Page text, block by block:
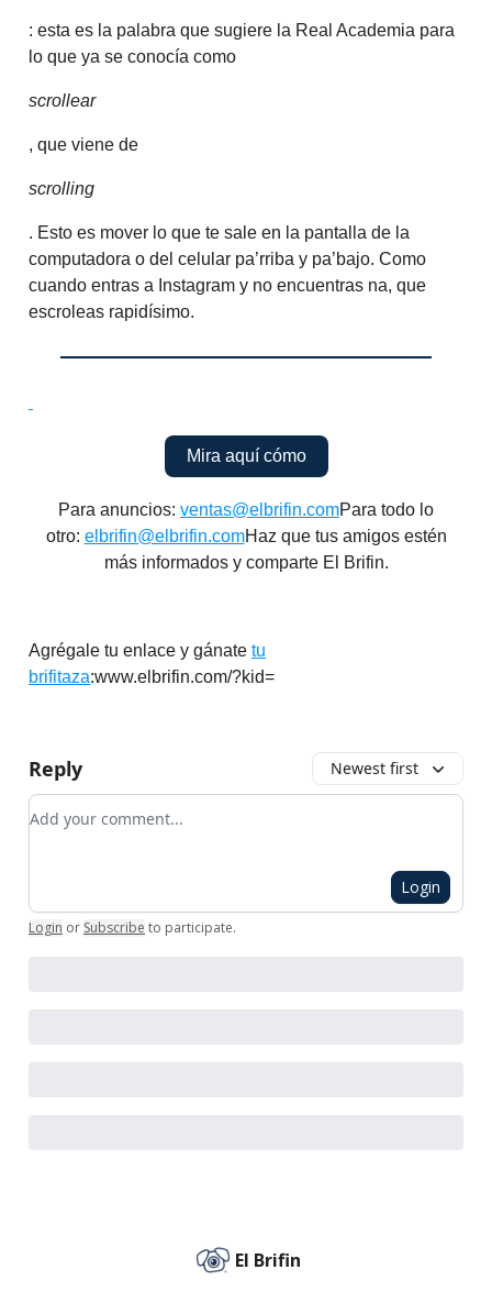
: esta es la palabra que sugiere la Real Academia para
lo que ya se conocía como
scrollear
, que viene de
scrolling
. Esto es mover lo que te sale en la pantalla de la
computadora o del celular pa’rriba y pa’bajo. Como
cuando entras a Instagram y no encuentras na, que
escroleas rapidísimo.
Mira aquí cómo
Para anuncios: ventas@elbrifin.comPara todo lo
otro: elbrifin@elbrifin.comHaz que tus amigos estén
más informados y comparte El Brifin.
Agrégale tu enlace y gánate tu
brifitaza:www.elbrifin.com/?kid=
Reply Newest first
Add your comment
Login
Login or Subscribe to participate.
El Brifin